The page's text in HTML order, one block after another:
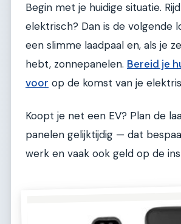
Begin met je huidige situatie.
elektrisch? Dan is de volgende
een slimme laadpaal en, als je
hebt, zonnepanelen. Bereid je
voor op de komst van je
Koopt je net een EV? Plan de
panelen gelijktijdig — dat
werk en vaak ook geld op de